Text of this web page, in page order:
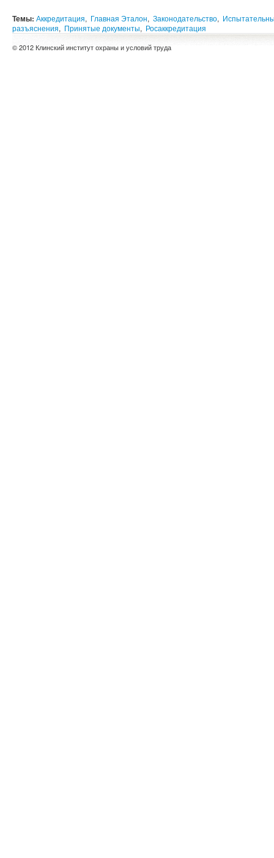
Темы: Аккредитация, Главная Эталон, Законодательство,
разъяснения, Принятые документы, Росаккредитация
© 2012 Клинский институт охраны и условий труда